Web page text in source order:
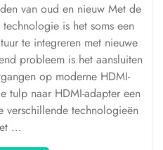
van oud en nieuw Met de
is het soms een
te integreren met nieuwe
probleem is het aansluiten
op moderne HDMI-
tulp naar HDMI-adapter een
verschillende technologieën
…